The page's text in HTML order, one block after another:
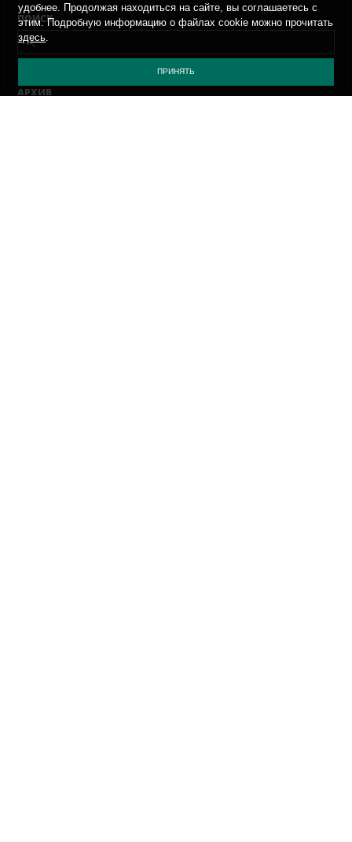
ПОИСК
AРХИВ
удобнее. Продолжая находиться на сайте, вы соглашаетесь с
этим. Подробную информацию о файлах cookie можно прочитать
здесь.
ПРИНЯТЬ